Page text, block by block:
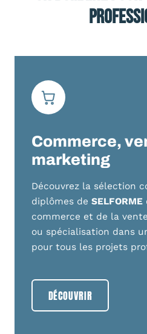
Commerce,
marketing
Découvrez la sélection
diplômes de SELFORME
commerce et de la
ou spécialisation dans
pour tous les projets
DÉCOUVRIR